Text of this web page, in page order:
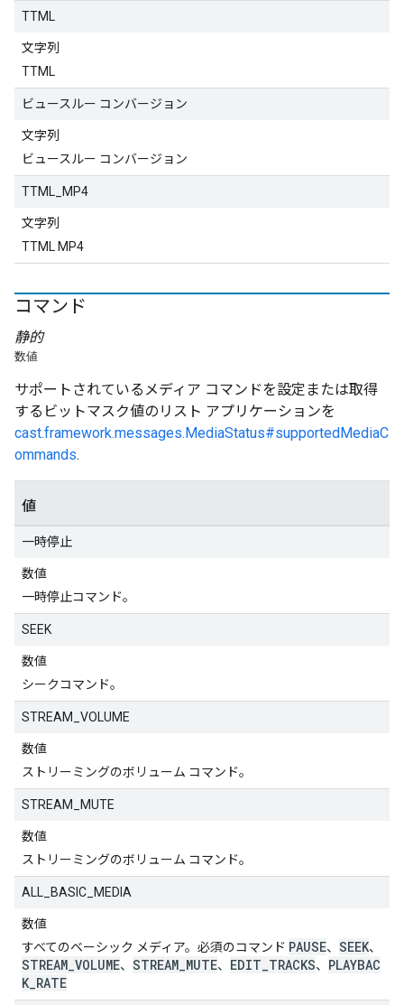
TTML
文字列
TTML
ビュースルー コンバージョン
文字列
ビュースルー コンバージョン
TTML_MP4
文字列
TTML MP4
コマンド
静的
数値
サポートされているメディア コマンドを設定または取得
するビットマスク値のリスト アプリケーションを
cast.framework.messages.MediaStatus#supportedMediaC
ommands.
値
一時停止
数値
一時停止コマンド。
SEEK
数値
シークコマンド。
STREAM_VOLUME
数値
ストリーミングのボリューム コマンド。
STREAM_MUTE
数値
ストリーミングのボリューム コマンド。
ALL_BASIC_MEDIA
数値
すべてのベーシック メディア。必須のコマンド PAUSE、 SEEK、
STREAM_VOLUME、 STREAM_MUTE、 EDIT_TRACKS、 PLAYBAC
K_RATE